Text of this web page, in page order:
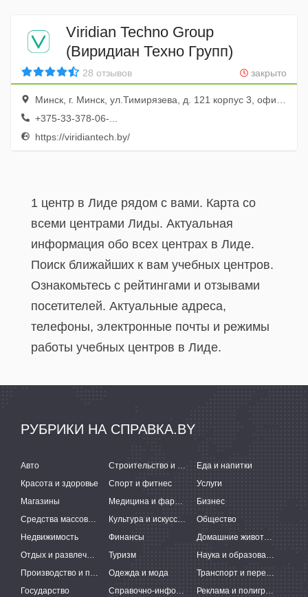
Viridian Techno Group
(Виридиан Техно Групп)
закрыто
28 отзывов
Минск, г. Минск, ул.Тимирязева, д. 121 корпус 3, офис 4
+375-33-378-06-...
https://viridiantech.by/
1 центр в Лиде рядом с вами. Карта со
всеми центрами Лиды. Актуальная
информация обо всех центрах в Лиде.
Поиск ближайших к вам учебных центров.
Ознакомьтесь с рейтингами и отзывами
посетителей. Актуальные адреса,
телефоны, электронные почты и режимы
работы учебных центров в Лиде.
РУБРИКИ НА СПРАВКА.BY
Авто Строительство и ремонт
Еда и напитки
Красота и здоровье
Спорт и фитнес
Услуги
Магазины
Медицина и фармацевтика
Бизнес
Средства массовой информации
Культура и искусство
Общество
Недвижимость
Финансы
Домашние животные
Отдых и развлечения
Туризм
Наука и образование
Производство и поставки
Одежда и мода
Транспорт и перевозки
Государство
Справочно-информационные системы Реклама и полиграфия